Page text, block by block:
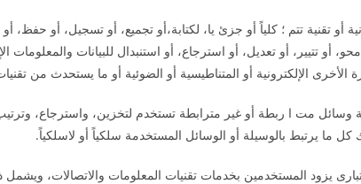
أو تقنية تتم ؛ كلياً أو جزئ يا، لكتابة،أو تجميع، أو تسجيل، أو
أو تتيير، أو تعديل، أو استرجاع، أو استنبدال للبيانات والمعلومات
الإلكترونية أو المتناطيسية أو الضوئية أو ما يستحدث من
مت ا ربطة أو غير مترابطة تستخدم لتخزين، واسترجاع،
كل ما يرتبط بالوسيلة أو الوسائل المستخدمة سلكياً أو لاسلكياً.
يزود المستخدمين بخدمات تقنيات المعلومات والاتصالات، ويشمل